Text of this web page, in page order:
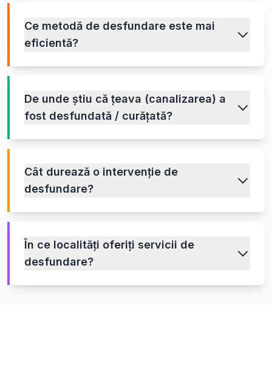
Ce metodă de desfundare este mai
eficientă?
De unde știu că țeava (canalizarea) a
fost desfundată / curățată?
Cât durează o intervenție de
desfundare?
În ce localități oferiți servicii de
desfundare?